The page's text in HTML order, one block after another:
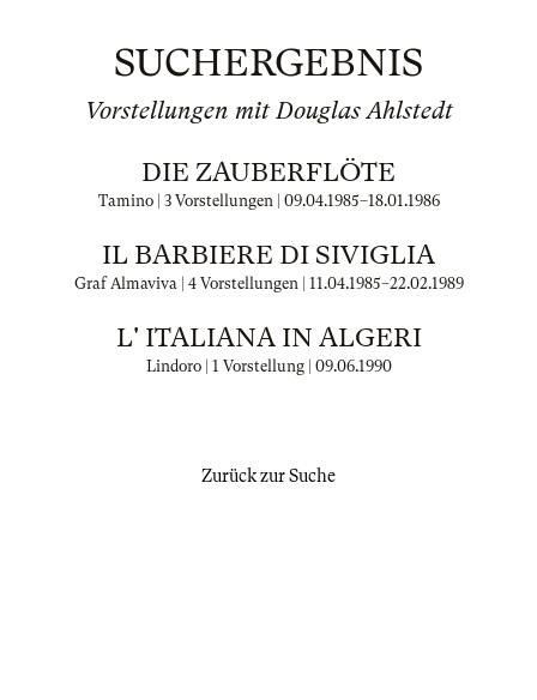
SUCHERGEBNIS
Vorstellungen mit Douglas Ahlstedt
DIE ZAUBERFLÖTE
Tamino | 3 Vorstellungen | 09.04.1985–18.01.1986
IL BARBIERE DI SIVIGLIA
Graf Almaviva | 4 Vorstellungen | 11.04.1985–22.02.1989
L' ITALIANA IN ALGERI
Lindoro | 1 Vorstellung | 09.06.1990
Zurück zur Suche